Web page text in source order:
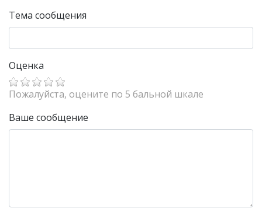
Тема сообщения
Оценка
Пожалуйста, оцените по 5 бальной шкале
Ваше сообщение